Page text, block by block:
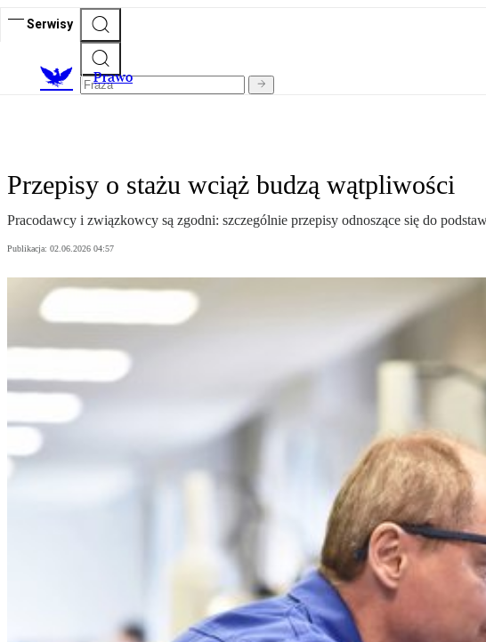
Serwisy
Prawo
Przepisy o stażu wciąż budzą wątpliwości
Pracodawcy i związkowcy są zgodni: szczególnie przepisy odnoszące się do
Publikacja: 02.06.2026 04:57